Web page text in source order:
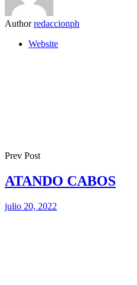
Author redaccionph
Website
Prev Post
ATANDO CABOS
julio 20, 2022